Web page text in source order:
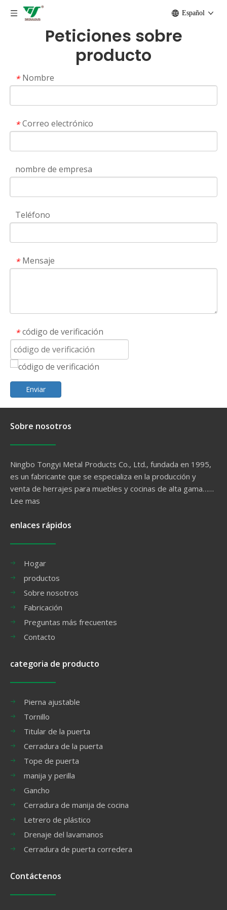
Español
Peticiones sobre
producto
* Nombre
* Correo electrónico
nombre de empresa
Teléfono
* Mensaje
* código de verificación
Enviar
Sobre nosotros
Ningbo Tongyi Metal Products Co., Ltd., fundada en 1995,
es un fabricante que se especializa en la producción y
venta de herrajes para muebles y cocinas de alta gama……
Lee mas
enlaces rápidos
Hogar
productos
Sobre nosotros
Fabricación
Preguntas más frecuentes
Contacto
categoria de producto
Pierna ajustable
Tornillo
Titular de la puerta
Cerradura de la puerta
Tope de puerta
manija y perilla
Gancho
Cerradura de manija de cocina
Letrero de plástico
Drenaje del lavamanos
Cerradura de puerta corredera
Contáctenos